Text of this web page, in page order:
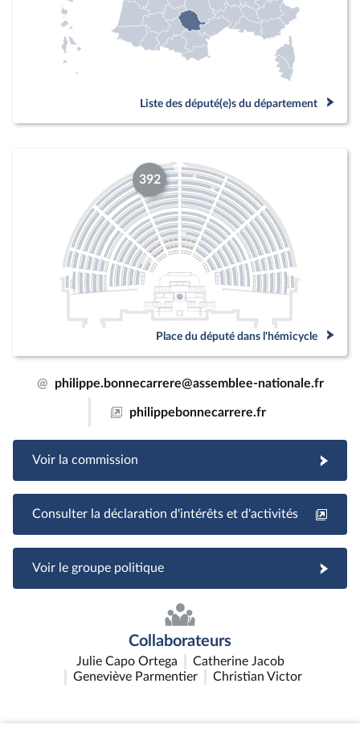
Liste des député(e)s du département
392
Place du député dans l'hémicycle
@ philippe.bonnecarrere@assemblee-nationale.fr
philippebonnecarrere.fr
Voir la commission
Consulter la déclaration d'intérêts et d'activités
Voir le groupe politique
Collaborateurs
Julie Capo Ortega
Catherine Jacob
Geneviève Parmentier
Christian Victor